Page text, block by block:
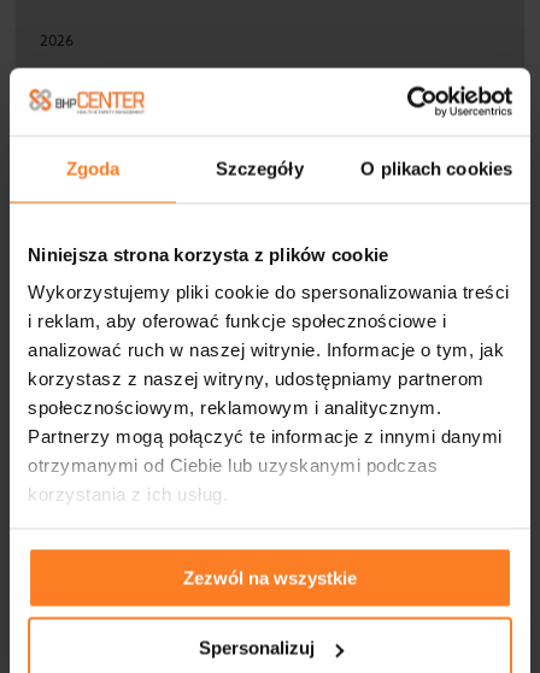
Zgoda Szczegóły O plikach cookies
Niniejsza strona korzysta z plików cookie
Wykorzystujemy pliki cookie do spersonalizowania treści
i reklam, aby oferować funkcje społecznościowe i
analizować ruch w naszej witrynie. Informacje o tym, jak
korzystasz z naszej witryny, udostępniamy partnerom
społecznościowym, reklamowym i analitycznym.
Partnerzy mogą połączyć te informacje z innymi danymi
otrzymanymi od Ciebie lub uzyskanymi podczas
korzystania z ich usług.
Zezwól na wszystkie
Spersonalizuj
2026
2025
2022
2021
2020
2019
2017
2015